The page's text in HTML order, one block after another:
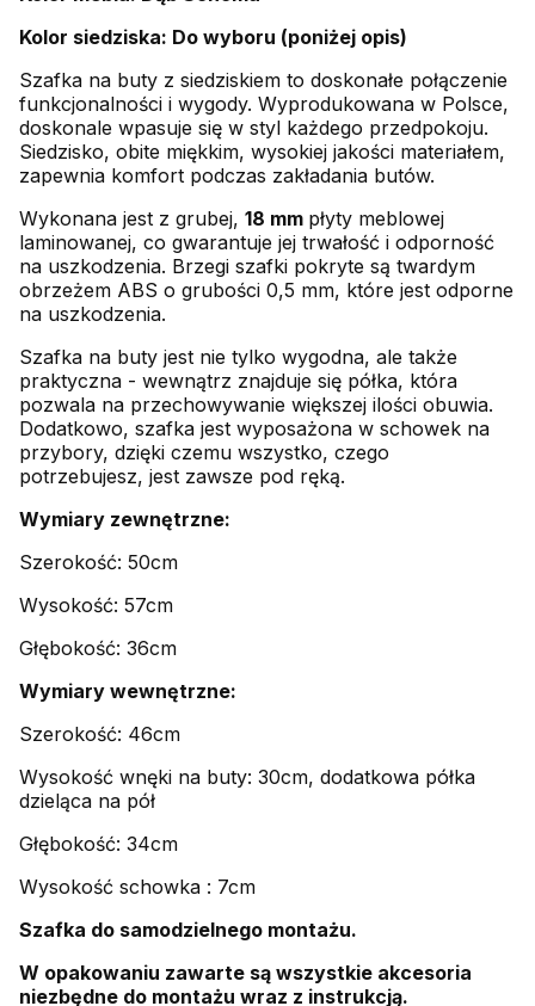
Kolor siedziska: Do wyboru (poniżej opis)
Szafka na buty z siedziskiem to doskonałe połączenie
funkcjonalności i wygody. Wyprodukowana w Polsce,
doskonale wpasuje się w styl każdego przedpokoju.
Siedzisko, obite miękkim, wysokiej jakości materiałem,
zapewnia komfort podczas zakładania butów.
Wykonana jest z grubej, 18 mm płyty meblowej
laminowanej, co gwarantuje jej trwałość i odporność
na uszkodzenia. Brzegi szafki pokryte są twardym
obrzeżem ABS o grubości 0,5 mm, które jest odporne
na uszkodzenia.
Szafka na buty jest nie tylko wygodna, ale także
praktyczna - wewnątrz znajduje się półka, która
pozwala na przechowywanie większej ilości obuwia.
Dodatkowo, szafka jest wyposażona w schowek na
przybory, dzięki czemu wszystko, czego
potrzebujesz, jest zawsze pod ręką.
Wymiary zewnętrzne:
Szerokość: 50cm
Wysokość: 57cm
Głębokość: 36cm
Wymiary wewnętrzne:
Szerokość: 46cm
Wysokość wnęki na buty: 30cm, dodatkowa półka
dzieląca na pół
Głębokość: 34cm
Wysokość schowka : 7cm
Szafka do samodzielnego montażu.
W opakowaniu zawarte są wszystkie akcesoria
niezbędne do montażu wraz z instrukcją.